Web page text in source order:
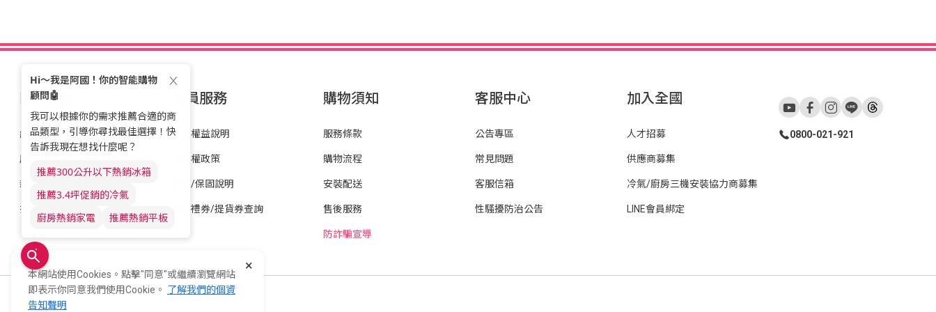
關於全國
經營理念
歷史沿革
新聞稿
投資人專區
會員服務
會員權益說明
隱私權政策
維修/保固說明
商品禮券/提貨券查詢
購物須知
服務條款
購物流程
安裝配送
售後服務
防詐騙宣導
客服中心
公告專區
常見問題
客服信箱
性騷擾防治公告
加入全國
人才招募
供應商募集
冷氣/廚房三機安裝協力商募集
LINE會員綁定
0800-021-921
全國電子股份有限公司 統一編號：22006252
×
本網站使用Cookies。點擊"同意"或繼續瀏覽網站
即表示你同意我們使用Cookie。 了解我們的個資
告知聲明